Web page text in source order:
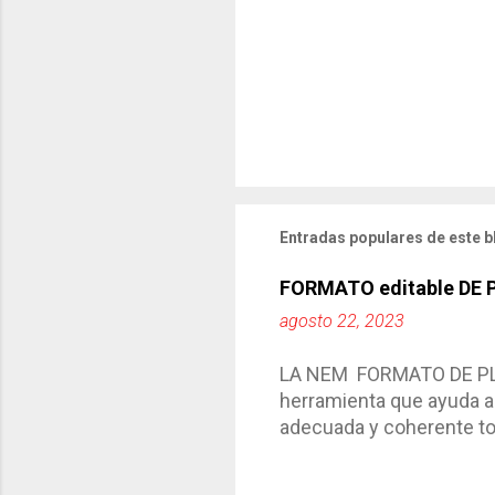
Entradas populares de este
FORMATO editable DE
agosto 22, 2023
LA NEM FORMATO DE
herramienta que ayuda
adecuada y coherente
aprendizaje. La